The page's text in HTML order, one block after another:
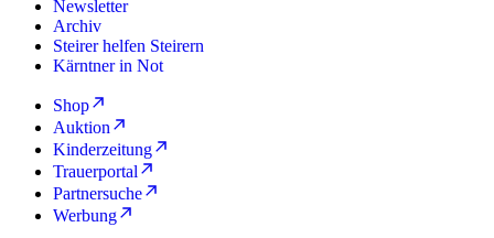
Newsletter
Archiv
Steirer helfen Steirern
Kärntner in Not
Shop
Auktion
Kinderzeitung
Trauerportal
Partnersuche
Werbung